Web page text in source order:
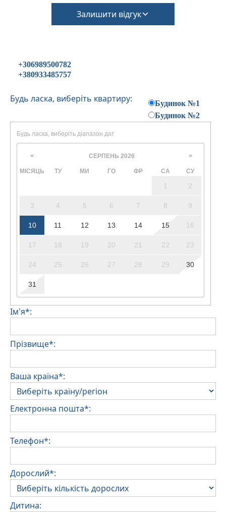
Залишити відгук
+306989500782
+380933485757
Будь ласка, виберіть квартиру:
Будинок №1
Будинок №2
Будь ласка, виберіть діапазон дат
< СЕРПЕНЬ 2026 >
МІСЯЦЬ ТУ МИ ГО ФР СА СУ
1 2
3 4 5 6 7 8 9
10 11 12 13 14 15 16
17 18 19 20 21 22 23
24 25 26 27 28 29 30
31
Ім'я*:
Прізвище*:
Ваша країна*:
Електронна пошта*:
Телефон*:
Дорослий*:
Дитина: